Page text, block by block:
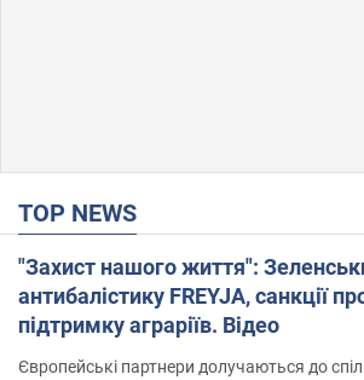
TOP NEWS
"Захист нашого життя":
антибалістику FREYJA, санкції
підтримку аграріїв. Відео
Європейські партнери долучаються до